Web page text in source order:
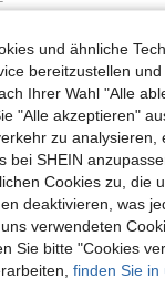
fits well,
Ansehen
und ähnliche
bereitzustellen
Ihrer Wahl "Alle
"Alle akzeptieren"
zu
bei SHEIN
Cookies zu, die
deaktivieren, was
verwendeten
Sie bitte "Cookies
finden Sie in